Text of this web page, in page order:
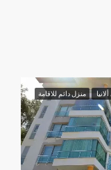
منزل دائم للاقامة